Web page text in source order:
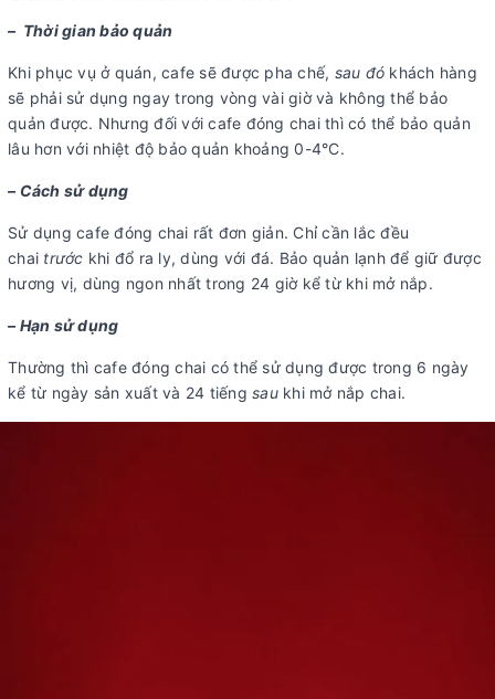
– Thời gian bảo quản
Khi phục vụ ở quán, cafe sẽ được pha chế, sau đó khách hàng
sẽ phải sử dụng ngay trong vòng vài giờ và không thể bảo
quản được. Nhưng đối với cafe đóng chai thì có thể bảo quản
lâu hơn với nhiệt độ bảo quản khoảng 0-4°C.
– Cách sử dụng
Sử dụng cafe đóng chai rất đơn giản. Chỉ cần lắc đều
chai trước khi đổ ra ly, dùng với đá. Bảo quản lạnh để giữ được
hương vị, dùng ngon nhất trong 24 giờ kể từ khi mở nắp.
– Hạn sử dụng
Thường thì cafe đóng chai có thể sử dụng được trong 6 ngày
kể từ ngày sản xuất và 24 tiếng sau khi mở nắp chai.